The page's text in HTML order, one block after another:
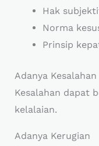
Hak
Norma
Prinsip
Adanya Kesalahan
Kesalahan dapat
kelalaian.
Adanya Kerugian